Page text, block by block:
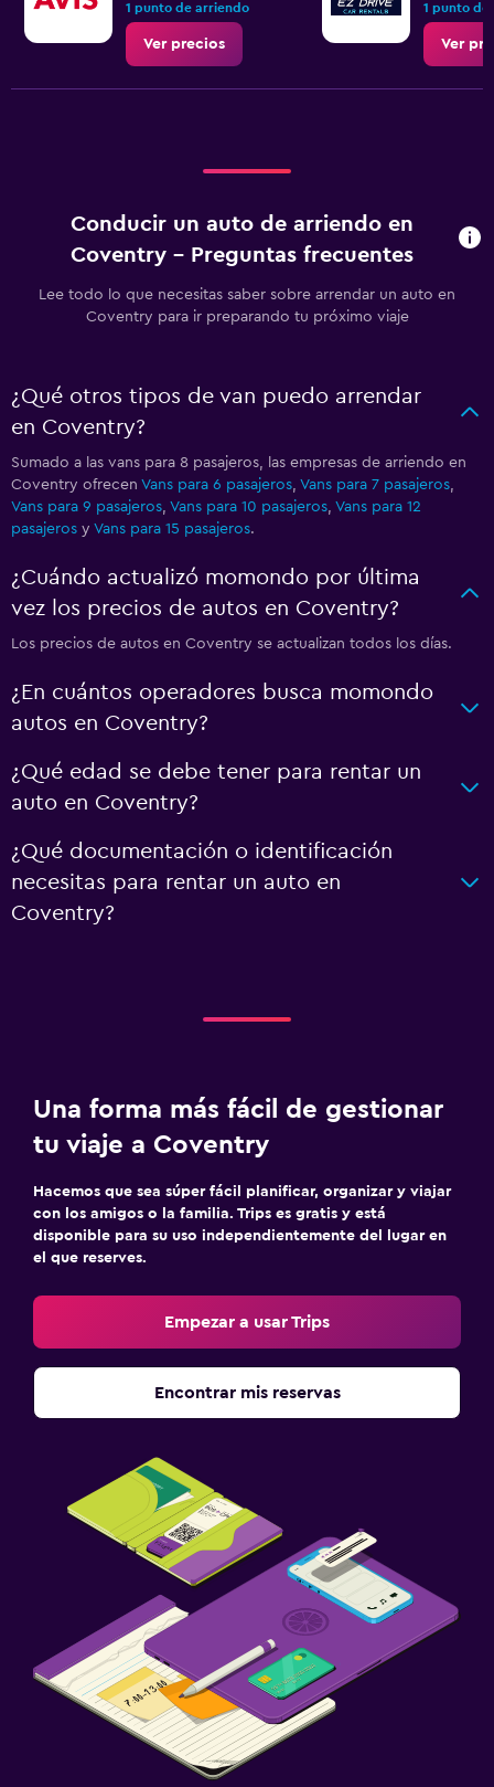
1 punto de arriendo
Ver precios
1 punto de
Ver
Conducir un auto de arriendo en
Coventry - Preguntas frecuentes
Lee todo lo que necesitas saber sobre arrendar un auto en
Coventry para ir preparando tu próximo viaje
¿Qué otros tipos de van puedo arrendar
en Coventry?
Sumado a las vans para 8 pasajeros, las empresas de arriendo en
Coventry ofrecen Vans para 6 pasajeros, Vans para 7 pasajeros,
Vans para 9 pasajeros, Vans para 10 pasajeros, Vans para 12
pasajeros y Vans para 15 pasajeros.
¿Cuándo actualizó momondo por última
vez los precios de autos en Coventry?
Los precios de autos en Coventry se actualizan todos los días.
¿En cuántos operadores busca momondo
autos en Coventry?
¿Qué edad se debe tener para rentar un
auto en Coventry?
¿Qué documentación o identificación
necesitas para rentar un auto en
Coventry?
Una forma más fácil de gestionar
tu viaje a Coventry
Hacemos que sea súper fácil planificar, organizar y viajar
con los amigos o la familia. Trips es gratis y está
disponible para su uso independientemente del lugar en
el que reserves.
Empezar a usar Trips
Encontrar mis reservas